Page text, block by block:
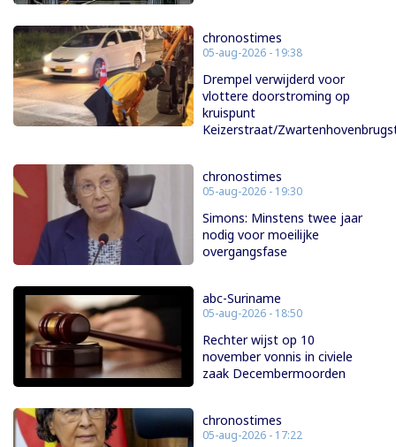
chronostimes
05-aug-2026 - 19:38
Drempel verwijderd voor
vlottere doorstroming op
kruispunt
Keizerstraat/
chronostimes
05-aug-2026 - 19:30
Simons: Minstens twee jaar
nodig voor moeilijke
overgangsfase
abc-Suriname
05-aug-2026 - 18:50
Rechter wijst op 10
november vonnis in civiele
zaak Decembermoorden
chronostimes
05-aug-2026 - 17:22